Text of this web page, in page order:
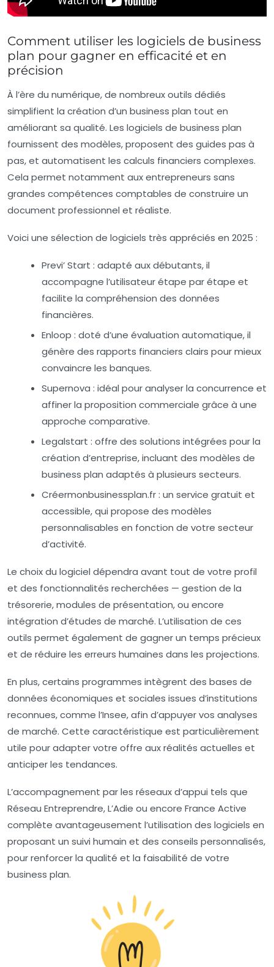
Comment utiliser les logiciels de business
plan pour gagner en efficacité et en
précision
À l’ère du numérique, de nombreux outils dédiés
simplifient la création d’un business plan tout en
améliorant sa qualité. Les logiciels de business plan
fournissent des modèles, proposent des guides pas à
pas, et automatisent les calculs financiers complexes.
Cela permet notamment aux entrepreneurs sans
grandes compétences comptables de construire un
document professionnel et réaliste.
Voici une sélection de logiciels très appréciés en 2025 :
Previ’ Start : adapté aux débutants, il
accompagne l’utilisateur étape par étape et
facilite la compréhension des données
financières.
Enloop : doté d’une évaluation automatique, il
génère des rapports financiers clairs pour mieux
convaincre les banques.
Supernova : idéal pour analyser la concurrence et
affiner la proposition commerciale grâce à une
approche comparative.
Legalstart : offre des solutions intégrées pour la
création d’entreprise, incluant des modèles de
business plan adaptés à plusieurs secteurs.
Créermonbusinessplan.fr : un service gratuit et
accessible, qui propose des modèles
personnalisables en fonction de votre secteur
d’activité.
Le choix du logiciel dépendra avant tout de votre profil
et des fonctionnalités recherchées — gestion de la
trésorerie, modules de présentation, ou encore
intégration d’études de marché. L’utilisation de ces
outils permet également de gagner un temps précieux
et de réduire les erreurs humaines dans les projections.
En plus, certains programmes intègrent des bases de
données économiques et sociales issues d’institutions
reconnues, comme l’Insee, afin d’appuyer vos analyses
de marché. Cette caractéristique est particulièrement
utile pour adapter votre offre aux réalités actuelles et
anticiper les tendances.
L’accompagnement par les réseaux d’appui tels que
Réseau Entreprendre, L’Adie ou encore France Active
complète avantageusement l’utilisation des logiciels en
proposant un suivi humain et des conseils personnalisés,
pour renforcer la qualité et la faisabilité de votre
business plan.